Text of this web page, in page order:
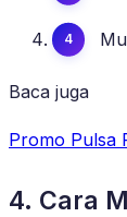
Baca juga
Promo Pulsa
4. Cara